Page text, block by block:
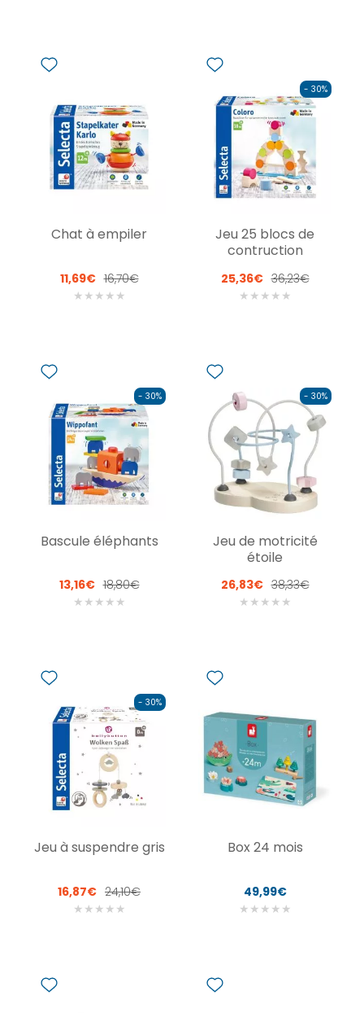
Chat à empiler
11,69€ 16,70€
★ ★ ★ ★ ★
- 30%
Jeu 25 blocs de
contruction
25,36€ 36,23€
★ ★ ★ ★ ★
- 30%
Bascule éléphants
13,16€ 18,80€
★ ★ ★ ★ ★
- 30%
Jeu de motricité
étoile
26,83€ 38,33€
★ ★ ★ ★ ★
- 30%
Jeu à suspendre gris
16,87€ 24,10€
★ ★ ★ ★ ★
Box 24 mois
49,99€
★ ★ ★ ★ ★